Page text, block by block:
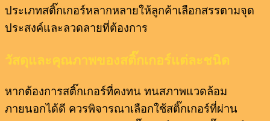
ประเภทสติ๊กเกอร์หลากหลายให้ลูกค้าเลือกสรรตามจุด
ประสงค์และลวดลายที่ต้องการ
วัสดุและคุณภาพของสติ๊กเกอร์แต่ละชนิด
หากต้องการสติ๊กเกอร์ที่คงทน ทนสภาพแวดล้อม
ภายนอกได้ดี ควรพิจารณาเลือกใช้สติ๊กเกอร์ที่ผ่าน